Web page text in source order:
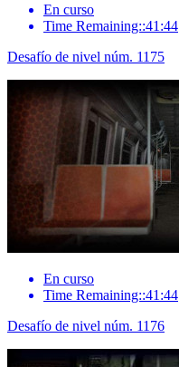
En curso
Time Remaining::41:44
Desafío de nivel núm. 1175
En curso
Time Remaining::41:44
Desafío de nivel núm. 1176